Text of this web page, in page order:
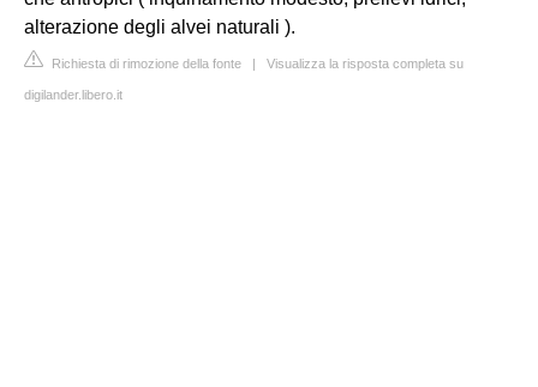
alterazione degli alvei naturali ).
Richiesta di rimozione della fonte | Visualizza la risposta completa su
digilander.libero.it